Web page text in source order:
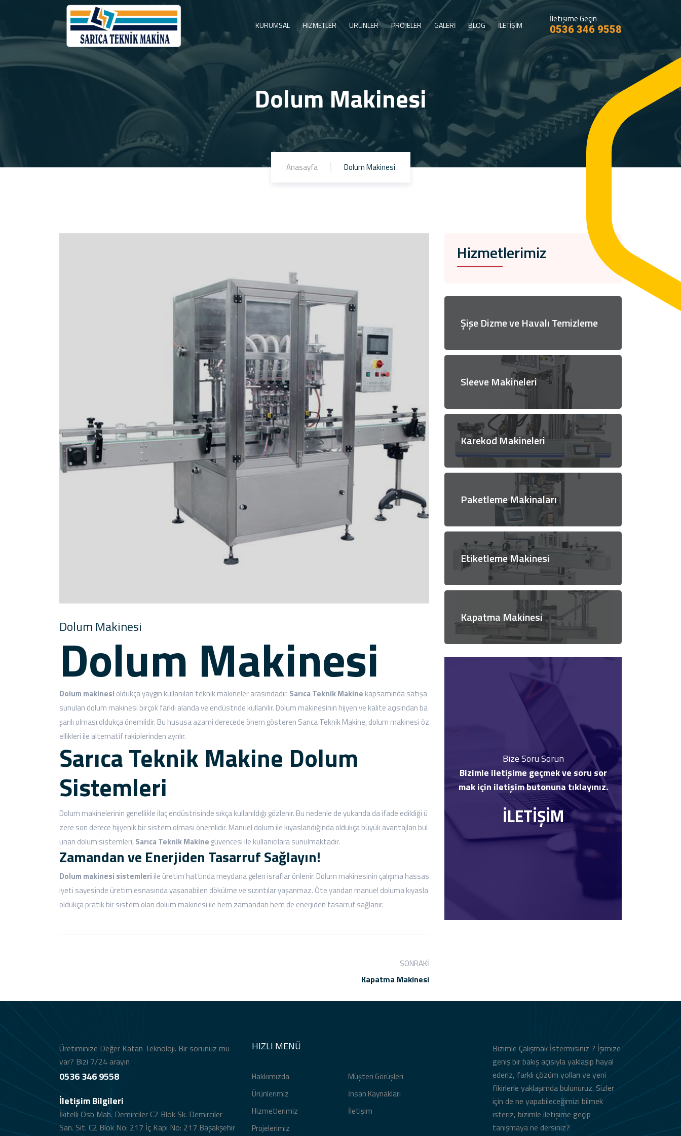
KURUMSAL HİZMETLER ÜRÜNLER PROJELER GALERİ BLOG İLETİŞİM
İletişime Geçin
0536 346 9558
Dolum Makinesi
Anasayfa Dolum Makinesi
Dolum Makinesi
Dolum Makinesi
Dolum makinesi oldukça yaygın kullanılan teknik makineler arasındadır. Sarıca Teknik Makine kapsamında satışa
sunulan dolum makinesi birçok farklı alanda ve endüstride kullanılır. Dolum makinesinin hijyen ve kalite açısından ba
şarılı olması oldukça önemlidir. Bu hususa azami derecede önem gösteren Sarıca Teknik Makine, dolum makinesi öz
ellikleri ile alternatif rakiplerinden ayrılır.
Sarıca Teknik Makine Dolum
Sistemleri
Dolum makinelerinin genellikle ilaç endüstrisinde sıkça kullanıldığı gözlenir. Bu nedenle de yukarıda da ifade edildiği ü
zere son derece hijyenik bir sistem olması önemlidir. Manuel dolum ile kıyaslandığında oldukça büyük avantajları bul
unan dolum sistemleri,Sarıca Teknik Makine güvencesi ile kullanıcılara sunulmaktadır.
Zamandan ve Enerjiden Tasarruf Sağlayın!
Dolum makinesi sistemleri ile üretim hattında meydana gelen israflar önlenir. Dolum makinesinin çalışma hassas
iyeti sayesinde üretim esnasında yaşanabilen dökülme ve sızıntılar yaşanmaz. Öte yandan manuel doluma kıyasla
oldukça pratik bir sistem olan dolum makinesi ile hem zamandan hem de enerjiden tasarruf sağlanır.
SONRAKI
Kapatma Makinesi
Hizmetlerimiz
Şişe Dizme ve Havalı Temizleme
Sleeve Makineleri
Karekod Makineleri
Paketleme Makinaları
Etiketleme Makinesi
Kapatma Makinesi
Bize Soru Sorun
Bizimle iletişime geçmek ve soru sor
mak için iletişim butonuna tıklayınız.
İLETİŞİM
Üretiminize Değer Katan Teknoloji. Bir sorunuz mu
var? Bizi 7/24 arayın
0536 346 9558
İletişim Bilgileri
İkitelli Osb Mah. Demirciler C2 Blok Sk. Demirciler
San. Sit. C2 Blok No: 217 İç Kapı No: 217 Başakşehir
HIZLI MENÜ
Hakkımızda
Ürünlerimiz
Hizmetlerimiz
Projelerimiz
Müşteri Görüşleri
İnsan Kaynakları
İletişim
Bizimle Çalışmak İstermisiniz ? İşimize
geniş bir bakış açısıyla yaklaşıp hayal
ederiz, farklı çözüm yolları ve yeni
fikirlerle yaklaşımda bulunuruz. Sizler
için de ne yapabileceğimizi bilmek
isteriz, bizimle iletişime geçip
tanışmaya ne dersiniz?